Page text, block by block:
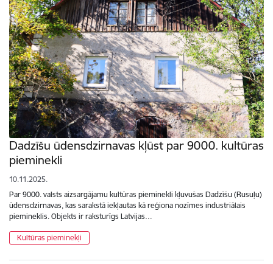
Dadzīšu ūdensdzirnavas kļūst par 9000. kultūras
pieminekli
10.11.2025.
Par 9000. valsts aizsargājamu kultūras pieminekli kļuvušas Dadzīšu (Rusuļu)
ūdensdzirnavas, kas sarakstā iekļautas kā reģiona nozīmes industriālais
piemineklis. Objekts ir raksturīgs Latvijas…
Kultūras pieminekļi